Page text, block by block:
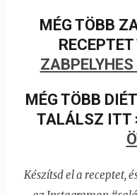
MÉG TÖBB
MÉG TÖBB
TALÁLSZ ITT
Készítsd el a receptet,